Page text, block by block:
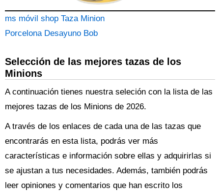
ms móvil shop Taza Minion
Porcelona Desayuno Bob
Selección de las mejores tazas de los
Minions
A continuación tienes nuestra seleción con la lista de las
mejores tazas de los Minions de 2026.
A través de los enlaces de cada una de las tazas que
encontrarás en esta lista, podrás ver más
características e información sobre ellas y adquirirlas si
se ajustan a tus necesidades. Además, también podrás
leer opiniones y comentarios que han escrito los